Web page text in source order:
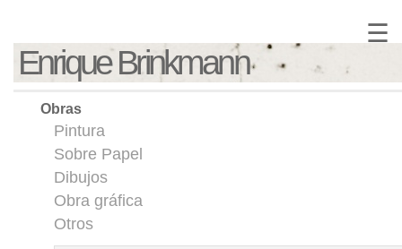
☰
Enrique Brinkmann
Obras
Pintura
Sobre Papel
Dibujos
Obra gráfica
Otros